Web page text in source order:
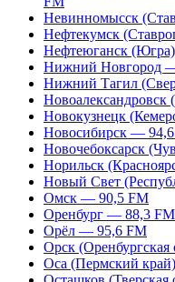
Невинномысск
Нефтекумск
Нефтеюганск
Нижний Новгород
Нижний Тагил
Новокузнецк
Новосибирск —
Новочебоксарск
Норильск
Новый Свет
Омск — 90,5 FM
Оренбург — 88,3 FM
Орёл — 95,6 FM
Орск
Оса (Пермский